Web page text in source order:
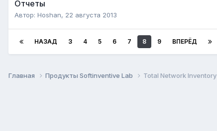
Отчеты
Автор: Hoshan, 22 августа 2013
НАЗАД 3 4 5 6 7 8 9 ВПЕРЁД
Главная Продукты Softinventive Lab Total Network Inventory